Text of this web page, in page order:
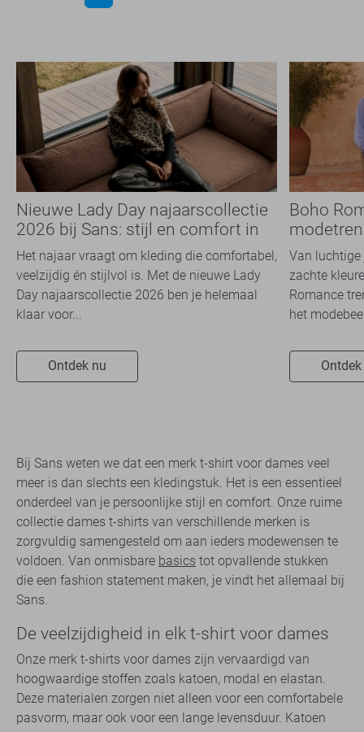
Nieuwe Lady Day najaarscollectie
2026 bij Sans: stijl en comfort in
travelkwaliteit
Het najaar vraagt om kleding die comfortabel,
veelzijdig én stijlvol is. Met de nieuwe Lady
Day najaarscollectie 2026 ben je helemaal
klaar voor...
Ontdek nu
Boho
overal
Van luchtige
zachte
Romance
het
Bij Sans weten we dat een merk t-shirt voor dames veel
meer is dan slechts een kledingstuk. Het is een essentieel
onderdeel van je persoonlijke stijl en comfort. Onze ruime
collectie dames t-shirts van verschillende merken is
zorgvuldig samengesteld om aan ieders modewensen te
voldoen. Van onmisbare basics tot opvallende stukken
die een fashion statement maken, je vindt het allemaal bij
Sans.
De veelzijdigheid in elk t-shirt voor dames
Onze merk t-shirts voor dames zijn vervaardigd van
hoogwaardige stoffen zoals katoen, modal en elastan.
Deze materialen zorgen niet alleen voor een comfortabele
pasvorm, maar ook voor een lange levensduur. Katoen